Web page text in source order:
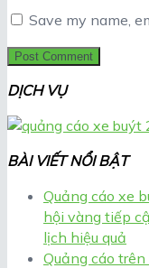
Save my name,
DỊCH VỤ
BÀI VIẾT NỔI BẬT
Quảng cáo xe
hội vàng tiếp
lịch hiệu quả
Quảng cáo